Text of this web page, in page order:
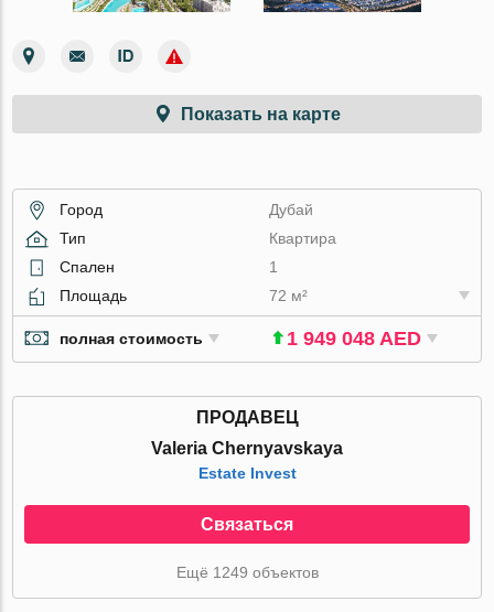
Показать на карте
Город
Дубай
Тип
Квартира
Спален
1
Площадь
72 м²
полная стоимость 1 949 048 AED
ПРОДАВЕЦ
Valeria Chernyavskaya
Estate Invest
Связаться
Ещё 1249 объектов